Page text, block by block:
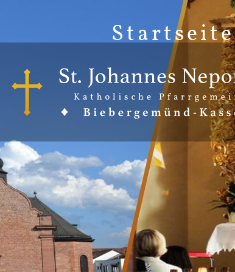
Startseite